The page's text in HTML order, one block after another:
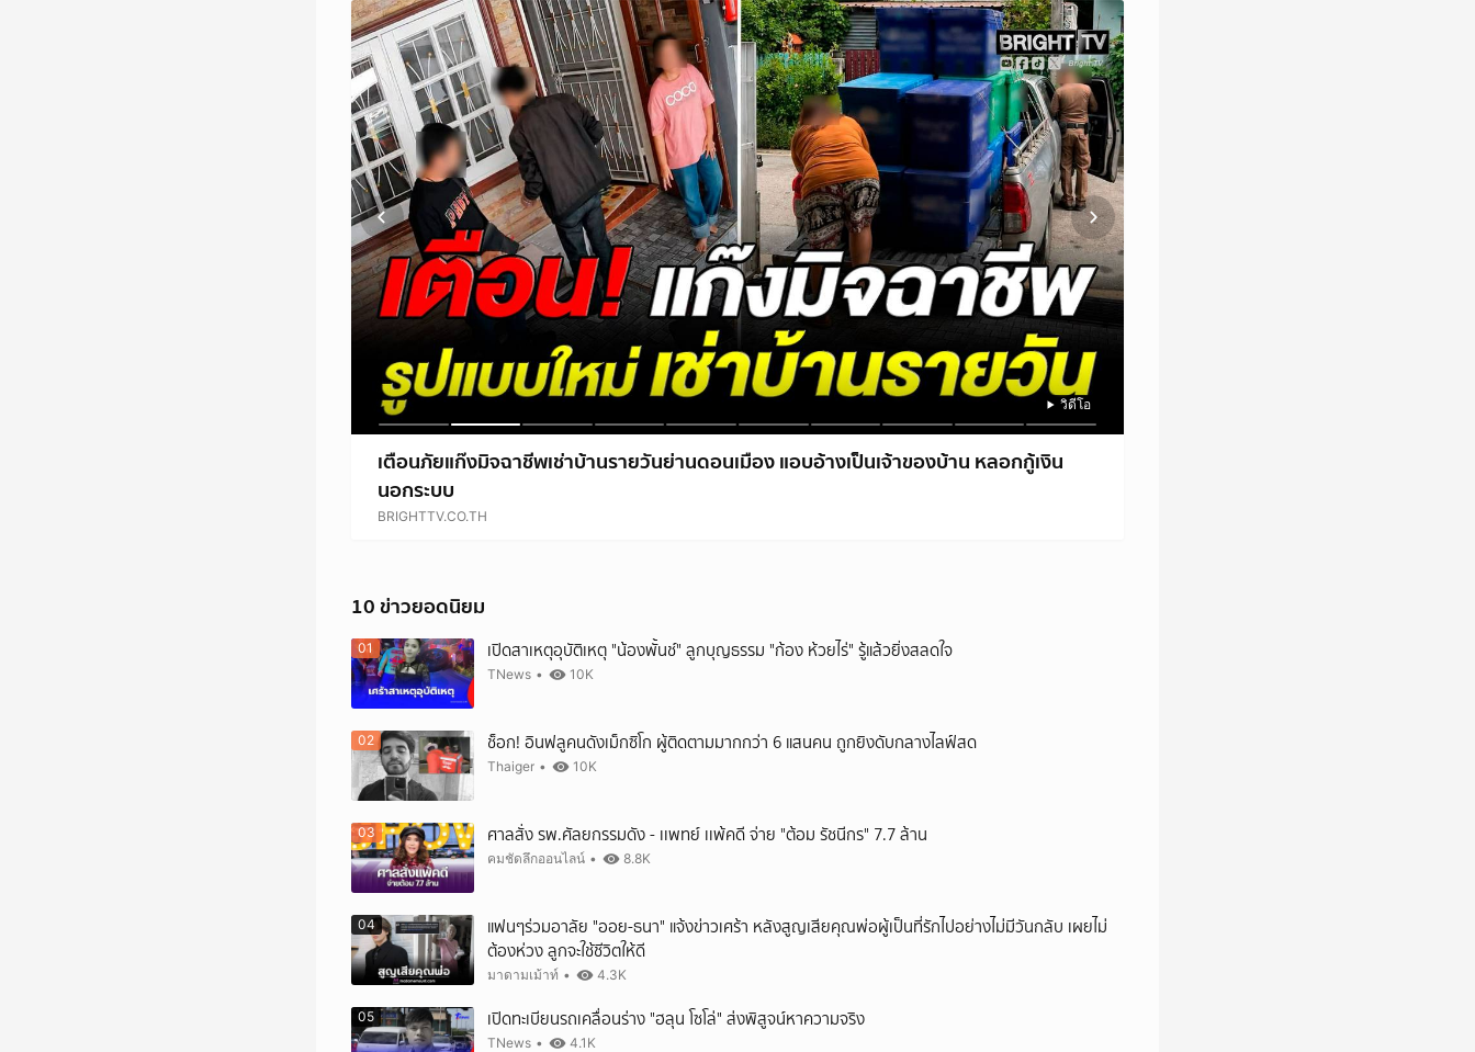
วิดีโอ
วิดีโอ
วิดีโอ
เตือนภัยแก๊งมิจฉาชีพเช่าบ้านรายวันย่านดอนเมือง แอบอ้างเป็นเจ้าของบ้าน หลอกกู้เงิน
นอกระบบ
BRIGHTTV.CO.TH
10 ข่าวยอดนิยม
01 เปิดสาเหตุอุบัติเหตุ "น้องพั้นช์" ลูกบุญธรรม "ก้อง ห้วยไร่" รู้แล้วยิ่งสลดใจ
TNews • 10K
02 ช็อก! อินฟลูคนดังเม็กซิโก ผู้ติดตามมากกว่า 6 แสนคน ถูกยิงดับกลางไลฟ์สด
Thaiger • 10K
03 ศาลสั่ง รพ.ศัลยกรรมดัง - เเพทย์ เเพ้คดี จ่าย "ต้อม รัชนีกร" 7.7 ล้าน
คมชัดลึกออนไลน์ • 8.8K
04
แฟนๆร่วมอาลัย "ออย-ธนา" แจ้งข่าวเศร้า หลังสูญเสียคุณพ่อผู้เป็นที่รักไปอย่างไม่มีวันกลับ เผยไม่
ต้องห่วง ลูกจะใช้ชีวิตให้ดี
มาดามเม้าท์ • 4.3K
05 เปิดทะเบียนรถเคลื่อนร่าง "ฮลุน โซโล่" ส่งพิสูจน์หาความจริง
TNews • 4.1K